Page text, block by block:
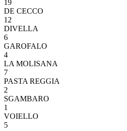
19
DE CECCO
12
DIVELLA
6
GAROFALO
4
LA MOLISANA
7
PASTA REGGIA
2
SGAMBARO
1
VOIELLO
5